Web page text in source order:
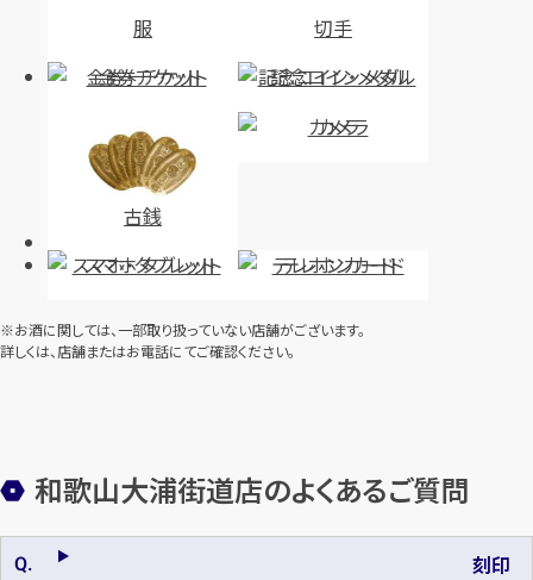
服
切手
金券・チケット
記念コイン・メダル
古銭
カメラ
スマホ・タブレット テレホンカード
※お酒に関しては、一部取り扱っていない店舗がございます。
詳しくは、店舗またはお電話にてご確認ください。
和歌山大浦街道店のよくあるご質問
刻印